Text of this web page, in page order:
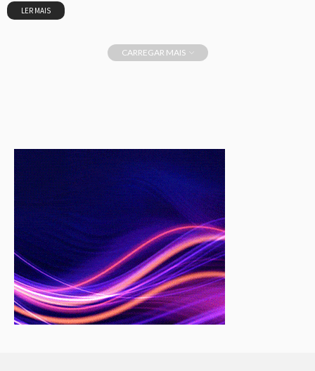
LER MAIS
CARREGAR MAIS